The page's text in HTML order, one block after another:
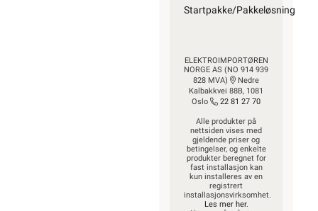
Startpakke/Pakkeløsning
ELEKTROIMPORTØREN
NORGE AS (NO 914 939
828 MVA)
Nedre
Kalbakkvei 88B, 1081
Oslo
22 81 27 70
Alle produkter på
nettsiden vises med
gjeldende priser og
betingelser, og enkelte
produkter beregnet for
fast installasjon kan
kun installeres av en
registrert
installasjonsvirksomhet.
Les mer her.